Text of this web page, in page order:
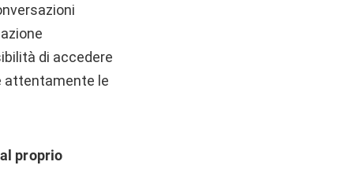
di accedere
attentamente le
proprio